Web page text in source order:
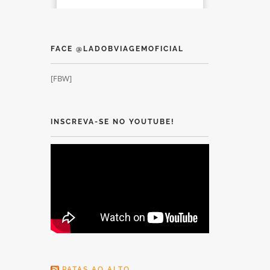
FACE @LADOBVIAGEMOFICIAL
[FBW]
INSCREVA-SE NO YOUTUBE!